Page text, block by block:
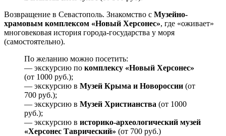
Возвращение в Севастополь. Знакомство с Музейно-
храмовым комплексом «Новый Херсонес», где «оживает»
многовековая история города-государства у моря
(самостоятельно).
По желанию можно посетить:
— экскурсию по комплексу «Новый Херсонес»
(от 1000 руб.);
— экскурсию в Музей Крыма и Новороссии (от
700 руб.);
— экскурсию в Музей Христианства (от 1000
руб.);
— экскурсию в историко-археологический музей
«Херсонес Таврический» (от 700 руб.)